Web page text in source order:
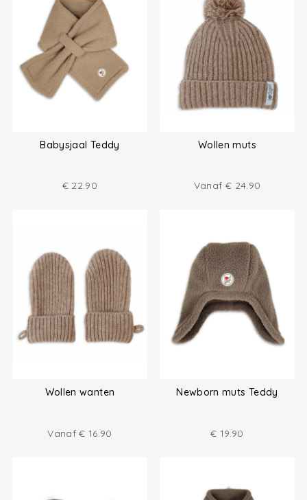
Babysjaal Teddy
€ 22.90
Wollen muts
Vanaf € 24.90
Wollen wanten
Vanaf€ 16.90
Newborn muts Teddy
€ 19.90